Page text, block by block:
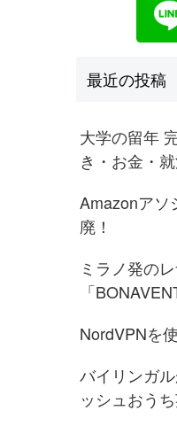
最近の投稿
大学の留年
き・お金・
Amazonアソ
廃！
ミラノ発の
「
NordVPNを
バイリンガ
ッシュおう